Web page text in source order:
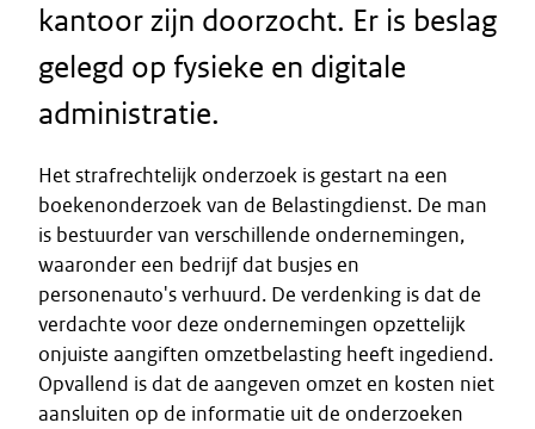
kantoor zijn doorzocht. Er is beslag
gelegd op fysieke en digitale
administratie.
Het strafrechtelijk onderzoek is gestart na een
boekenonderzoek van de Belastingdienst. De man
is bestuurder van verschillende ondernemingen,
waaronder een bedrijf dat busjes en
personenauto's verhuurd. De verdenking is dat de
verdachte voor deze ondernemingen opzettelijk
onjuiste aangiften omzetbelasting heeft ingediend.
Opvallend is dat de aangeven omzet en kosten niet
aansluiten op de informatie uit de onderzoeken